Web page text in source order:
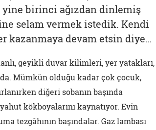
birinci ağızdan dinlemiş
selam vermek istedik. Kendi
kazanmaya devam etsin diye…
geyikli duvar kilimleri, yer yatakları,
Mümkün olduğu kadar çok çocuk,
diğeri sobanın başında
kökboyalarını kaynatıyor. Evin
tezgâhının başındalar. Gaz lambası